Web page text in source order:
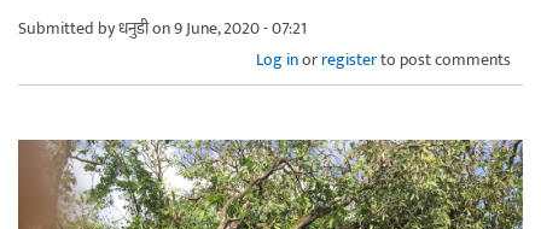
Submitted byधनुडीon 9 June, 2020 - 07:21
Log inorregisterto post comments